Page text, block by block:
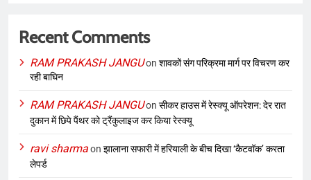
Recent Comments
RAM PRAKASH JANGUon शावकों संग परिक्रमा मार्ग पर विचरण कर
रही बाघिन
RAM PRAKASH JANGUon सीकर हाउस में रेस्क्यू ऑपरेशन: देर रात
दुकान में छिपे पैंथर को ट्रैंकुलाइज कर किया रेस्क्यू
ravi sharmaon झालाना सफारी में हरियाली के बीच दिखा ‘कैटवॉक’ करता
लेपर्ड